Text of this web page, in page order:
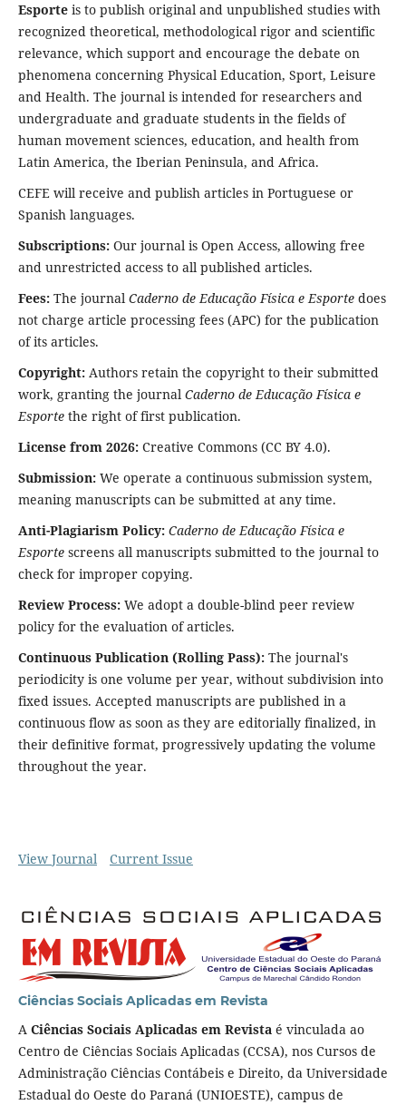
Esporte is to publish original and unpublished studies with
recognized theoretical, methodological rigor and scientific
relevance, which support and encourage the debate on
phenomena concerning Physical Education, Sport, Leisure
and Health. The journal is intended for researchers and
undergraduate and graduate students in the fields of
human movement sciences, education, and health from
Latin America, the Iberian Peninsula, and Africa.
CEFE will receive and publish articles in Portuguese or
Spanish languages.
Subscriptions:Our journal is Open Access, allowing free
and unrestricted access to all published articles.
Fees:The journal Caderno de Educação Física e Esportedoes
not charge article processing fees (APC) for the publication
of its articles.
Copyright:Authors retain the copyright to their submitted
work, granting the journal Caderno de Educação Física e
Esportethe right of first publication.
License from 2026:Creative Commons (CC BY 4.0).
Submission:We operate a continuous submission system,
meaning manuscripts can be submitted at any time.
Anti-Plagiarism Policy: Caderno de Educação Física e
Esportescreens all manuscripts submitted to the journal to
check for improper copying.
Review Process:We adopt a double-blind peer review
policy for the evaluation of articles.
Continuous Publication (Rolling Pass):The journal's
periodicity is one volume per year, without subdivision into
fixed issues. Accepted manuscripts are published in a
continuous flow as soon as they are editorially finalized, in
their definitive format, progressively updating the volume
throughout the year.
View Journal Current Issue
Ciências Sociais Aplicadas em Revista
ACiências Sociais Aplicadas em Revistaé vinculada ao
Centro de Ciências Sociais Aplicadas (CCSA), nos Cursos de
Administração Ciências Contábeis e Direito, da Universidade
Estadual do Oeste do Paraná (UNIOESTE), campus de